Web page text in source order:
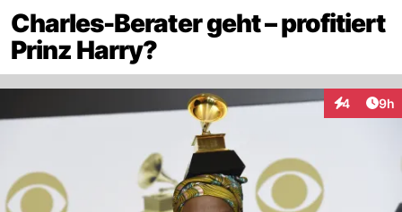
Charles-Berater geht – profitiert
Prinz Harry?
4 9h